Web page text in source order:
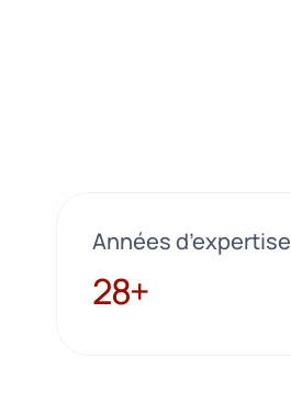
Années d’expertise
28+
28+